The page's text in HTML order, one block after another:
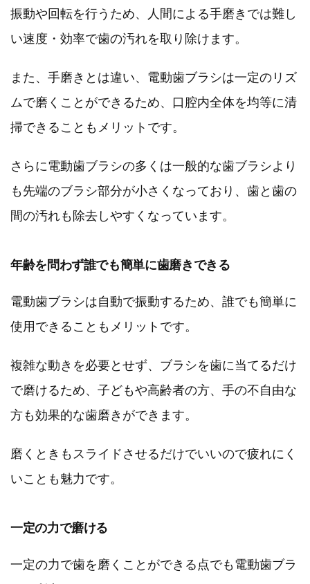
振動や回転を行うため、人間による手磨きでは難し
い速度・効率で歯の汚れを取り除けます。
また、手磨きとは違い、電動歯ブラシは一定のリズ
ムで磨くことができるため、口腔内全体を均等に清
掃できることもメリットです。
さらに電動歯ブラシの多くは一般的な歯ブラシより
も先端のブラシ部分が小さくなっており、歯と歯の
間の汚れも除去しやすくなっています。
年齢を問わず誰でも簡単に歯磨きできる
電動歯ブラシは自動で振動するため、誰でも簡単に
使用できることもメリットです。
複雑な動きを必要とせず、ブラシを歯に当てるだけ
で磨けるため、子どもや高齢者の方、手の不自由な
方も効果的な歯磨きができます。
磨くときもスライドさせるだけでいいので疲れにく
いことも魅力です。
一定の力で磨ける
一定の力で歯を磨くことができる点でも電動歯ブラ